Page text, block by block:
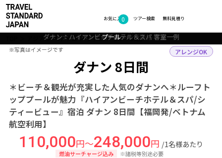
お気に入り
0 無料見積り
ツアー検索
アジア ベトナム ダナン ツアー詳細
ダナン 8日間
＊ビーチ＆観光が充実した人気のダナンへ＊ルーフト
ッププールが魅力『ハイアンビーチホテル＆スパ/シ
ティービュー』宿泊 ダナン 8日間【福岡発/ベトナム
航空利用】
アレンジOK
110,000円～248,000円 /1名様あたり
燃油サーチャージ込み ※諸税等別途必要
ダナン：ミーケービーチ
ベトナム：ベトナムグルメの代表格 フォー
ダナン：ハイアンビーチホテル＆スパ 客室一例
ダナン：ハイアンビーチホテル＆スパ 22階に位置するインフィニティ
プール
ダナン：ハイアンビーチホテル＆スパ 幻想的な風景を
※写真はイメージです
※写真はイメージです